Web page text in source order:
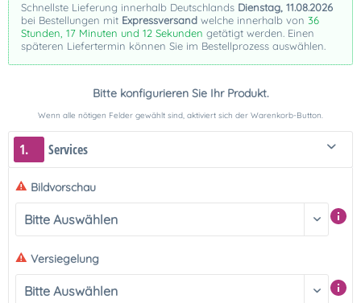
Schnellste Lieferung innerhalb Deutschlands Dienstag, 11.08.2026
bei Bestellungen mit Expressversand welche innerhalb von 36
Stunden, 17 Minuten und 12 Sekunden getätigt werden. Einen
späteren Liefertermin können Sie im Bestellprozess auswählen.
Bitte konfigurieren Sie Ihr Produkt.
Wenn alle nötigen Felder gewählt sind, aktiviert sich der Warenkorb-Button.
1. Services
Bildvorschau
Versiegelung